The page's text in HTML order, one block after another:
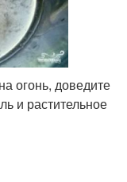
огонь, доведите
и растительное